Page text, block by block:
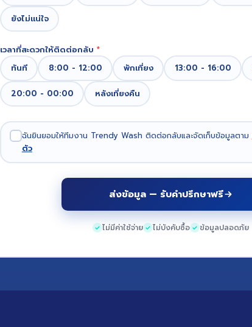
ยังไม่แน่ใจ
เวลาที่สะดวกให้ติดต่อกลับ*
ทันที
8:00 - 12:00 พักเที่ยง 13:00 - 16:00
20:00 - 00:00 หลังเที่ยงคืน
ฉันยินยอมให้ทีมงาน Trendy Wash ติดต่อกลับและจัดเก็บข้อมูลตาม
ตัว
ส่งข้อมูล — รับคำปรึกษาฟรี
ไม่มีค่าใช้จ่าย ไม่บังคับซื้อ ข้อมูลปลอดภัย